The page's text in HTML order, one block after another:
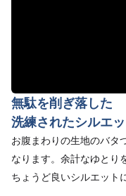
無駄を削ぎ落した
洗練されたシルエ
お腹まわりの生地のバタ
なります。余計なゆとり
ちょうど良いシルエット